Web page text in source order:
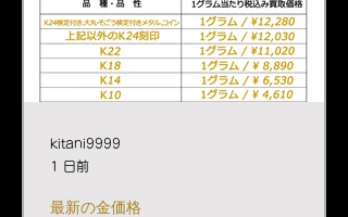
ト分割#金地金#金地金買取#金地金分割＃金分割小
分け#K18ネックレス#k18ブレスレット#K18ピア
ス＃ダイヤピアス＃プラチナネックレス#プラチナ
ブレスレット#プラチナピアス#プラチナ チェーン
#K
最新の金価格
kitani9999
1 日前